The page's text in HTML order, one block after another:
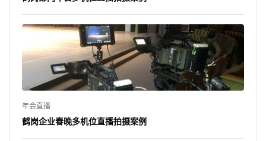
年会直播
鹤岗企业春晚多机位直播拍摄案例